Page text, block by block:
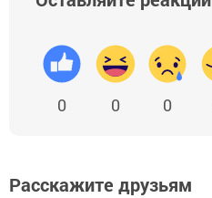
0 0 0
Расскажите друзьям